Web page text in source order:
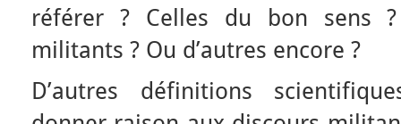
référer ? Celles du bon sens
militants ? Ou d’autres encore ?
D’autres définitions